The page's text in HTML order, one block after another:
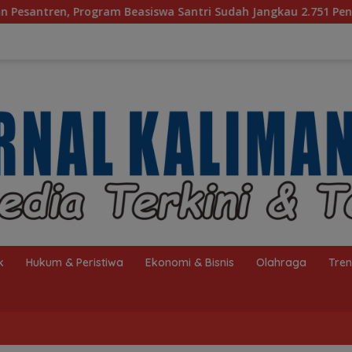
Santri Sudah Jangkau 2.751 Penerima
Hukum & Peristiwa Ekonomi & Bisnis Olahraga